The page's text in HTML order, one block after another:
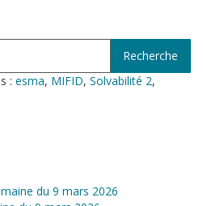
: esma, MIFID, Solvabilité 2,
du 9 mars 2026